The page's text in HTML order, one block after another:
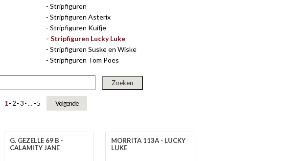
Stripfiguren
Stripfiguren Asterix
Stripfiguren Kuifje
Stripfiguren Lucky Luke
Stripfiguren Suske en Wiske
Stripfiguren Tom Poes
1 2 3 ... 5 Volgende
G. GEZELLE 69 B -
CALAMITY JANE
MORRITA 113A - LUCKY
LUKE